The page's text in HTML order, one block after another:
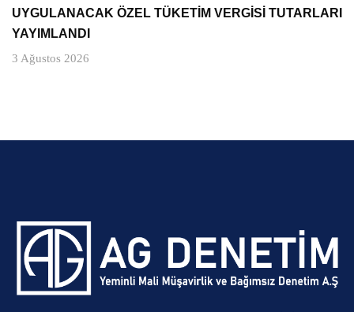
UYGULANACAK ÖZEL TÜKETİM VERGİSİ TUTARLARI
YAYIMLANDI
3 Ağustos 2026